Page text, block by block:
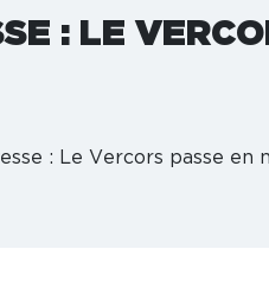
: LE
: Le Vercors passe en